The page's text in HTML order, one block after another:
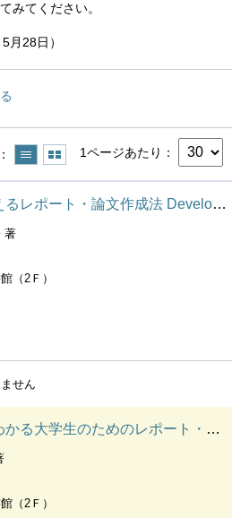
みてください。
月28日）
1ページあたり
ト・論文作成法 Developing critical thinking to write papers
著
（2Ｆ）
せん
大学生のためのレポート・論文の書き方
（2Ｆ）